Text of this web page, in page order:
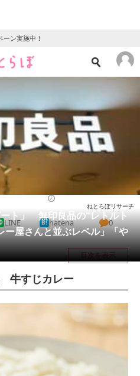
ン実施中！
クイズ
地域
教育・育児
ト」 無印良品の“レトルト
屋さんと並ぶレベル」「や
ねとらぼリサーチ
LINE hatena 0
目次を表示
牛すじカレー